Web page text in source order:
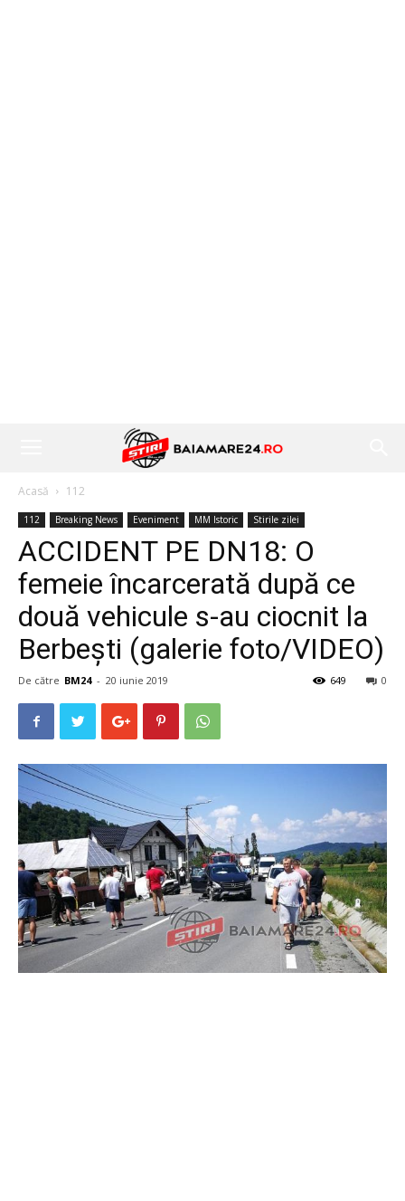
Acasă 112
112 Breaking News Eveniment MM Istoric Stirile zilei
ACCIDENT PE DN18: O
femeie încarcerată după ce
două vehicule s-au ciocnit la
Berbești (galerie foto/VIDEO)
De către BM24 - 20 iunie 2019 0
649